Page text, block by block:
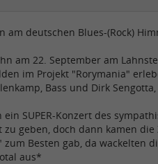
am deutschen Blues-(Rock)
am 22. September am
im Projekt "Rorymania"
Bass und Dirk
ein SUPER-Konzert des
zu geben, doch dann kamen
zum Besten gab, da wackelten
aus*